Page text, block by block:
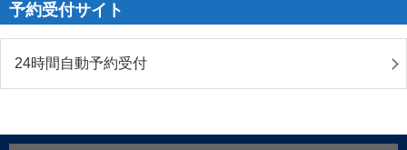
予約受付サイト
24時間自動予約受付